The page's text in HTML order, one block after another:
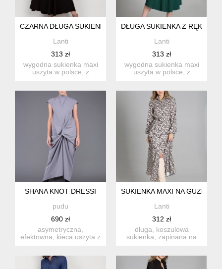
CZARNA DŁUGA SUKIENKA Z RĘKAWEM 3/4 I TROCZKIEM -
Lanti
313 zł
wygodna sukienka maxi
uszyta w polsce, z
DŁUGA SUKIENKA Z
Lanti
313 zł
wygodna sukienka maxi
uszyta w polsce, z
SHANA KNOT DRESSI
pudu
690 zł
asymetryczna,
efektowna, kieca uszyta z
SUKIENKA MAXI NA GUZIKI,
Lanti
312 zł
długa, koszulowa
sukienka, zapinana na